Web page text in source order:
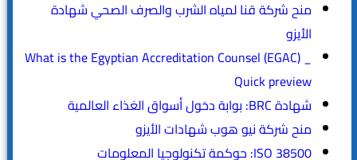
منح شركة قنا لمياه الشرب والصرف الصحي شهادة
الأيزو
What is the Egyptian Accreditation Counsel (EGAC) _
Quick preview
شهادة BRC: بوابة دخول أسواق الغذاء العالمية
منح شركة نيو هوب شهادات الأيزو
ISO 38500: حوكمة تكنولوجيا المعلومات